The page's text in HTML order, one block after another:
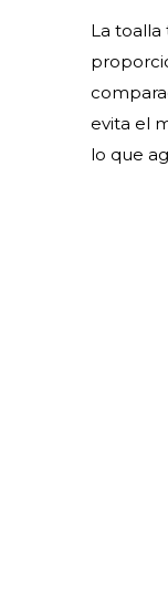
La toalla
evita el
lo que